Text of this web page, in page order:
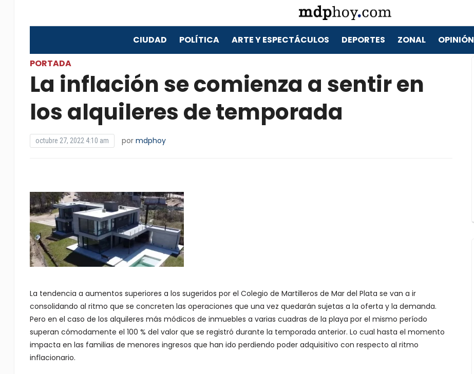
CIUDAD POLÍTICA ARTE Y ESPECTÁCULOS DEPORTES ZONAL OPINIÓN
PORTADA
La inflación se comienza a sentir en
los alquileres de temporada
octubre 27, 2022 4:10 am por mdphoy
La tendencia a aumentos superiores a los sugeridos por el Colegio de Martilleros de Mar del Plata se van a ir
consolidando al ritmo que se concreten las operaciones que una vez quedarán sujetas a la oferta y la demanda.
Pero en el caso de los alquileres más módicos de inmuebles a varias cuadras de la playa por el mismo período
superan cómodamente el 100 % del valor que se registró durante la temporada anterior. Lo cual hasta el momento
impacta en las familias de menores ingresos que han ido perdiendo poder adquisitivo con respecto al ritmo
inflacionario.